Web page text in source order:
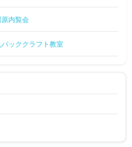
内覧会
ッククラフト教室